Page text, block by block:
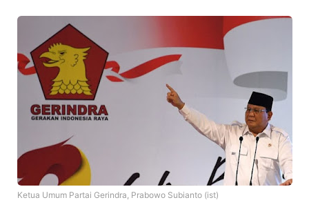
Ketua Umum Partai Gerindra, Prabowo Subianto (ist)